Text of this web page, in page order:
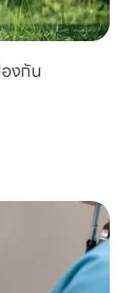
งกัน